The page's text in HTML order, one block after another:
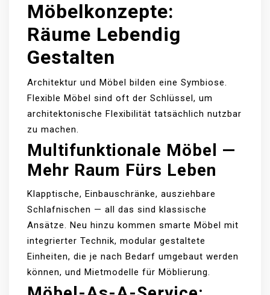
Möbelkonzepte:
Räume Lebendig
Gestalten
Architektur und Möbel bilden eine Symbiose.
Flexible Möbel sind oft der Schlüssel, um
architektonische Flexibilität tatsächlich nutzbar
zu machen.
Multifunktionale Möbel —
Mehr Raum Fürs Leben
Klapptische, Einbauschränke, ausziehbare
Schlafnischen — all das sind klassische
Ansätze. Neu hinzu kommen smarte Möbel mit
integrierter Technik, modular gestaltete
Einheiten, die je nach Bedarf umgebaut werden
können, und Mietmodelle für Möblierung.